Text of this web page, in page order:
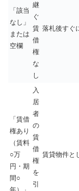
「該当
なし」
または
空欄
継
ぐ
賃
借
権
な
し
落札後すぐ
「賃借
権あり
（賃料
○万
円・期
間○
入
居
者
の
賃
借
権
を
引
賃貸物件と